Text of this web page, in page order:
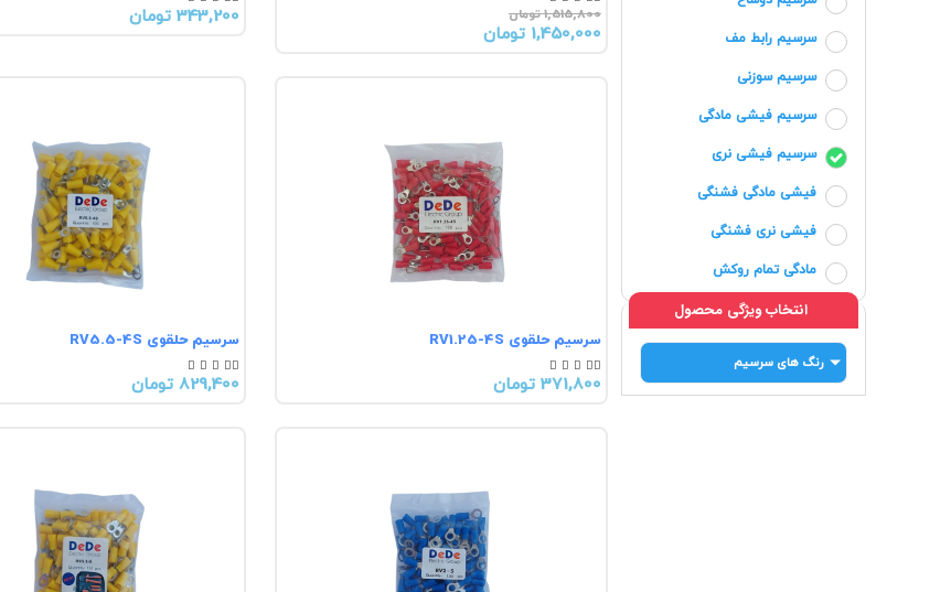
سرسیم رابط مف
سرسیم سوزنی
سرسیم فیشی مادگی
سرسیم فیشی نری
فیشی مادگی فشنگی
فیشی نری فشنگی
مادگی تمام روکش
انتخاب ویژگی محصول
رنگ های سرسیم
1,515,800 تومان
1,450,000 تومان
343,200 تومان
سرسیم حلقوی RV1.25-4S
   
371,800 تومان
سرسیم حلقوی RV5.5-4S
   
829,400 تومان